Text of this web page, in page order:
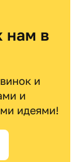
нам в
и
и
идеями!